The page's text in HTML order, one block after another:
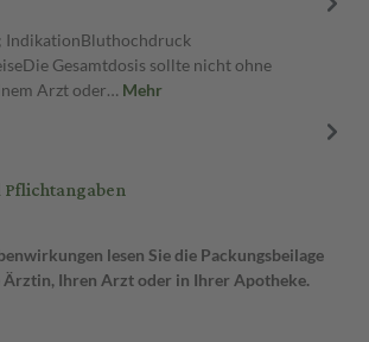
IndikationBluthochdruck
Gesamtdosis sollte nicht ohne
Arzt oder… Mehr
lesen Sie die Packungsbeilage
Ärztin, Ihren Arzt oder in Ihrer Apotheke.